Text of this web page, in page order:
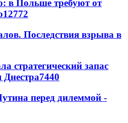
в Польше требуют от
12772
Последствия взрыва в
стратегический запас
Днестра7440
перед дилеммой -